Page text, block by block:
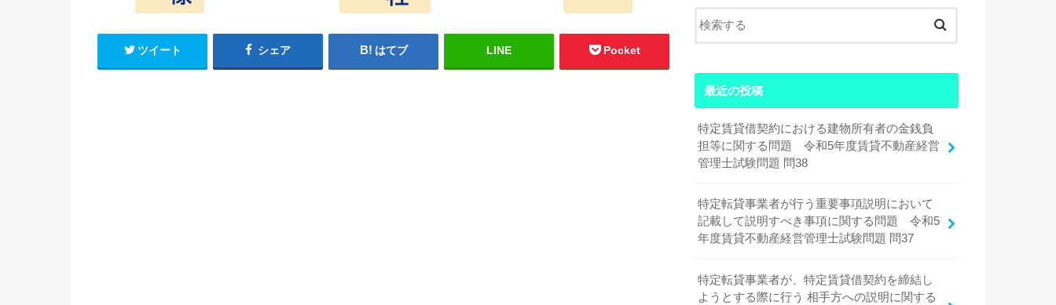
ツイート シェア はてブ LINE Pocket
最近の投稿
特定賃貸借契約における建物所有者の金銭負
担等に関する問題 令和5年度賃貸不動産経営
管理士試験問題 問38
特定転貸事業者が行う重要事項説明において
記載して説明すべき事項に関する問題 令和5
年度賃貸不動産経営管理士試験問題 問37
特定転貸事業者が、特定賃貸借契約を締結し
ようとする際に行う 相手方への説明に関する